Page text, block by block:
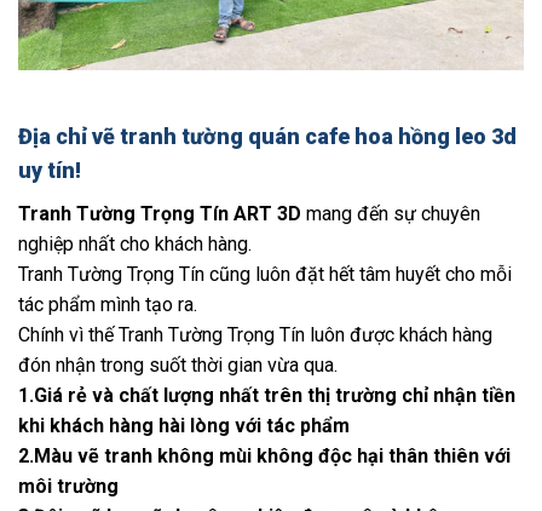
Địa chỉ vẽ tranh tường quán cafe hoa hồng leo 3d
uy tín!
Tranh Tường Trọng Tín ART 3D mang đến sự chuyên
nghiệp nhất cho khách hàng.
Tranh Tường Trọng Tín cũng luôn đặt hết tâm huyết cho mỗi
tác phẩm mình tạo ra.
Chính vì thế Tranh Tường Trọng Tín luôn được khách hàng
đón nhận trong suốt thời gian vừa qua.
1.Giá rẻ và chất lượng nhất trên thị trường chỉ nhận tiền
khi khách hàng hài lòng với tác phẩm
2.Màu vẽ tranh không mùi không độc hại thân thiên với
môi trường